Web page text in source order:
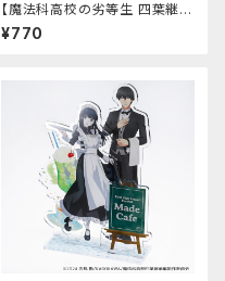
【魔法科高校の劣等生 四葉継承
編】アクリルキーホルダー（司波
深雪）
¥770